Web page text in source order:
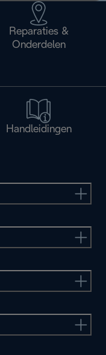
Reparaties &
Onderdelen
Handleidingen